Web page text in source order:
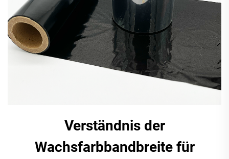
Verständnis der
Wachsfarbbandbreite für